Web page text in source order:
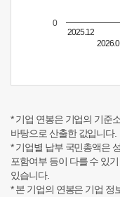
2025.12
0
* 기업 연봉은 기업의 기준
바탕으로 산출한 값입니다.
* 기업별 납부 국민총액은
포함여부 등이 다를 수 있
있습니다.
* 본 기업의 연봉은 기업 정